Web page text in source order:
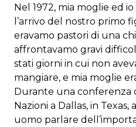
Nel 1972, mia moglie ed
l’arrivo del nostro primo
eravamo pastori di una
affrontavamo gravi
stati giorni in cui non
mangiare, e mia moglie
Durante una conferenza
Nazioni a Dallas, in
uomo parlare